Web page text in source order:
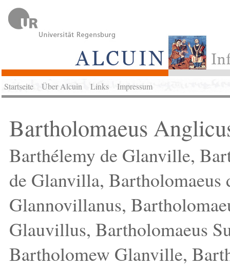
Startseite Über Alcuin Links Impressum
Bartholomaeus
Barthélemy de Glanville,
de Glanvilla,
Glannovillanus,
Glauvillus, Bartholomaeus
Bartholomew Glanville,